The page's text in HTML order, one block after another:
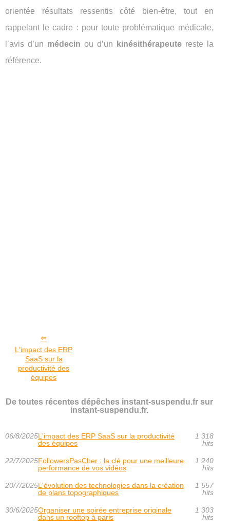
orientée résultats ressentis côté bien-être, tout en
rappelant le cadre : pour toute problématique médicale,
l’avis d’un médecin ou d’un kinésithérapeutereste la
référence.
L'impact des ERP
SaaS sur la
productivité des
équipes
De toutes récentes dépêches instant-suspendu.fr sur
instant-suspendu.fr.
06/8/2025L'impact des ERP SaaS sur la productivité
des équipes
1 318
hits
22/7/2025FollowersPasCher : la clé pour une meilleure
performance de vos vidéos
1 240
hits
20/7/2025L'évolution des technologies dans la création
de plans topographiques
1 557
hits
30/6/2025Organiser une soirée entreprise originale
dans un rooftop à paris
1 303
hits